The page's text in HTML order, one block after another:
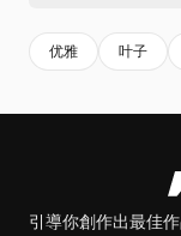
优雅 叶子
引導你創作出最佳